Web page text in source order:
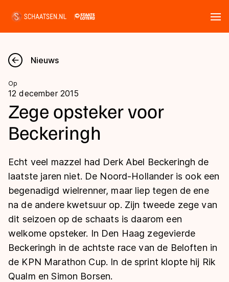
Nieuws
Kalender
Disciplines
Langebaan
Shorttrack
Inlineskaten
Kunstschaatsen
Schoonrijden
Natuurijs
Uitslagen
Langebaan
Shorttrack
Marathon
Inlineskaten
Kunstschaatsen
Tijden & historie
Ranglijsten Langebaan
Persoonlijke records & tijden
Historie & statistiek
De weg op
Inschrijven wedstrijden
Algemene Nederlandse Schaatstijd
Schaatsfans
Nieuws
Op
12 december 2015
Zege opsteker voor
Beckeringh
Echt veel mazzel had Derk Abel Beckeringh de
laatste jaren niet. De Noord-Hollander is ook een
begenadigd wielrenner, maar liep tegen de ene
na de andere kwetsuur op. Zijn tweede zege van
dit seizoen op de schaats is daarom een
welkome opsteker. In Den Haag zegevierde
Beckeringh in de achtste race van de Beloften in
de KPN Marathon Cup. In de sprint klopte hij Rik
Qualm en Simon Borsen.